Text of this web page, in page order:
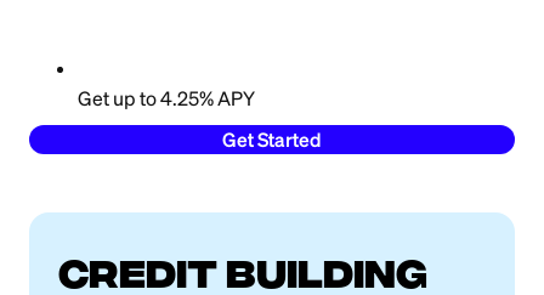
Get up to 4.25% APY
Get Started
Credit building